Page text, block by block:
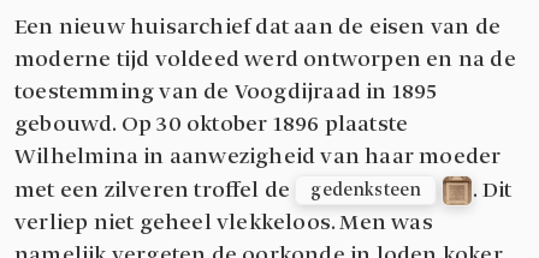
Een nieuw huisarchief dat aan de eisen van de
moderne tijd voldeed werd ontworpen en na de
toestemming van de Voogdijraad in 1895
gebouwd. Op 30 oktober 1896 plaatste
Wilhelmina in aanwezigheid van haar moeder
met een zilveren troffel de
gedenksteen
. Dit
verliep niet geheel vlekkeloos. Men was